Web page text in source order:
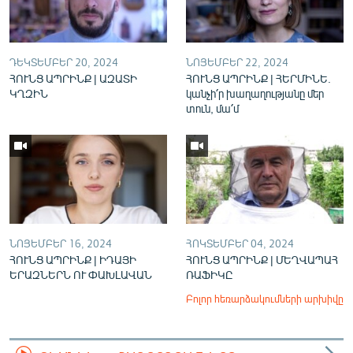
English
Русский
ՀԵՏԵՎԵՔ ՄԵԶ
«Ազատության» բոլոր կայքերը
ԴԵԿՏԵՄԲԵՐ 20, 2024
ՀՈՒՆՑ ԱՊՐԻՆՔ | ԱԶԱՏԻ
ԿՂԶԻՆ
ՆՈՅԵՄԲԵՐ 22, 2024
ՀՈՒՆՑ ԱՊՐԻՆՔ | ՀԵՐՄԻՆԵ.
կանչի՛ր խաղաղությանը մեր
տուն, մա՛մ
ՆՈՅԵՄԲԵՐ 16, 2024
ՀՈՒՆՑ ԱՊՐԻՆՔ | ԻԴԱՅԻ
ԵՐԱԶՆԵՐՆ ՈՒ ՓԱԽԼԱՎԱՆ
ՀՈԿՏԵՄԲԵՐ 04, 2024
ՀՈՒՆՑ ԱՊՐԻՆՔ | ՄԵՂՎԱՊԱՀ
ՌԱՖԻԿԸ
Բոլոր հեռարձակումների արխիվը